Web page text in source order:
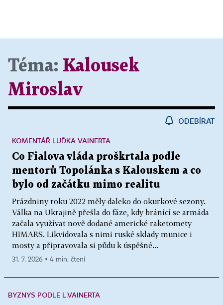
Téma: Kalousek
Miroslav
ODEBÍRAT
Co Fialova vláda proškrtala podle
mentorů Topolánka s Kalouskem a co
bylo od začátku mimo realitu
Prázdniny roku 2022 měly daleko do okurkové sezony.
Válka na Ukrajině přešla do fáze, kdy bránící se armáda
začala využívat nově dodané americké raketomety
HIMARS. Likvidovala s nimi ruské sklady munice i
mosty a připravovala si půdu k úspěšné...
KOMENTÁŘ LUĎKA VAINERTA
31. 7. 2026 ▪ 4 min. čtení
BYZNYS PODLE L.VAINERTA